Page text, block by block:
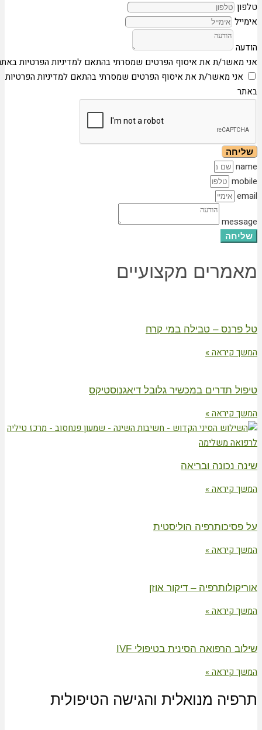
טלפון
אימייל
הודעה
אני מאשר/ת את איסוף הפרטים שמסרתי בהתאם למדיניות הפרטיות באתר
אני מאשר/ת את איסוף הפרטים שמסרתי בהתאם למדיניות הפרטיות
באתר
שליחה
name
mobile
email
message
שליחה
מאמרים מקצועיים
טל פרנס – טבילה במי קרח
המשך קיראה »
טיפול תדרים במכשיר גלובל דיאגנוסטיקס
המשך קיראה »
שינה נכונה ובריאה
המשך קיראה »
על פסיכותרפיה הוליסטית
המשך קיראה »
אוריקולותרפיה – דיקור אוזן
המשך קיראה »
שילוב הרפואה הסינית בטיפולי IVF
המשך קיראה »
תרפיה מנואלית והגישה הטיפולית